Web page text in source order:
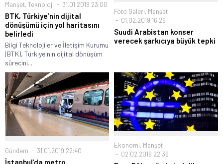
Manşet, Teknoloji 31.01.2019 23:00
BTK, Türkiye’nin dijital
dönüşümü için yol haritasını
belirledi
Bilgi Teknolojiler ve İletişim Kurumu
(BTK), Türkiye'nin dijital dönüşüm
sürecini...
Foto Galeri, Manşet
01.02.2019 16:26
Suudi Arabistan konser
verecek şarkıcıya büyük tepki
Gündem 31.01.2019 22:40
İstanbul’da metro
Ekonomi, Manşet
02.02.2019 22:36